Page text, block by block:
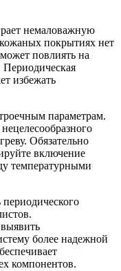
немаловажную
покрытиях нет
повлиять на
Периодическая
избежать
параметрам.
Обязательно
включение
температурными
более надежной
компонентов.